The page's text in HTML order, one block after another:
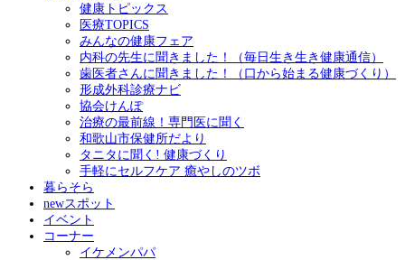
健康トピックス
医療TOPICS
みんなの健康フェア
内科の先生に聞きました！（毎日生き生き健康通信）
歯医者さんに聞きました！（口から始まる健康づくり）
形成外科診療ナビ
協会けんぽ
治療の最前線！専門医に聞く
和歌山市保健所だより
タニタに聞く! 健康づくり
手軽にセルフケア 癒やしのツボ
暮らそら
newスポット
イベント
コーナー
イケメンパパ